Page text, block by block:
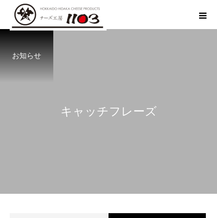
お知らせ
キ ャ ッ チフ レ ー ズ